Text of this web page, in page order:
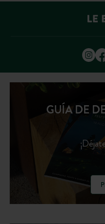
GUÍA DE